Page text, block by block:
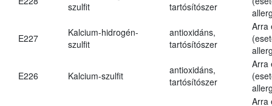
szulfit
tartósítószer
E227
Kalcium-hidrogén-
szulfit
antioxidáns,
tartósítószer
Arra
E226 Kalcium-szulfit
antioxidáns,
tartósítószer
Arra
Arra